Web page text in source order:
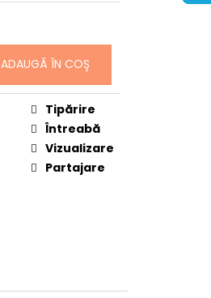
ADAUGĂ ÎN COŞ
Tipărire
Întreabă
Vizualizare
Partajare